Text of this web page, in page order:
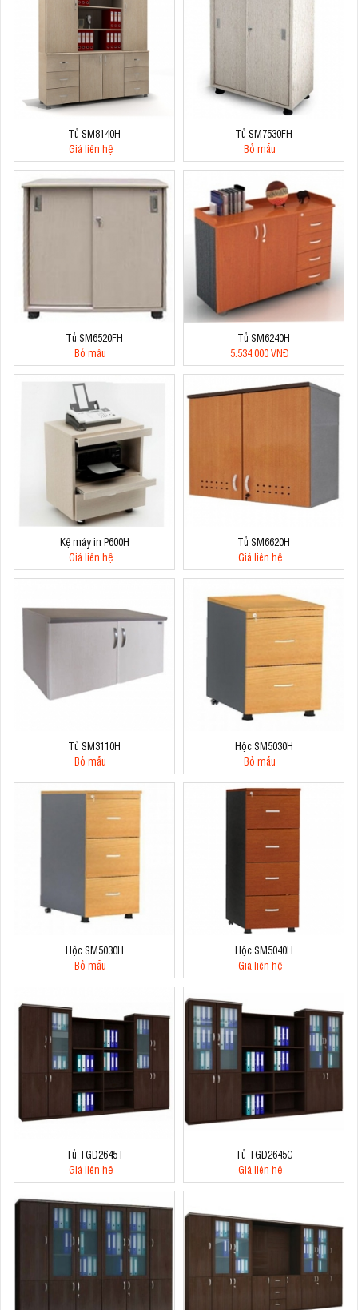
Tủ SM8140H
Giá liên hệ
Tủ SM7530FH
Bỏ mẫu
Tủ SM6520FH
Bỏ mẫu
Tủ SM6240H
5.534.000 VNĐ
Kệ máy in P600H
Giá liên hệ
Tủ SM6620H
Giá liên hệ
Tủ SM3110H
Bỏ mẫu
Hộc SM5030H
Bỏ mẫu
Hộc SM5030H
Bỏ mẫu
Hộc SM5040H
Giá liên hệ
Tủ TGD2645T
Giá liên hệ
Tủ TGD2645C
Giá liên hệ